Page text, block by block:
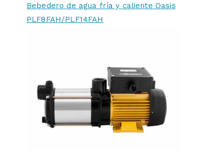
Bebedero de agua fría y caliente Oasis
PLF8FAH/PLF14FAH